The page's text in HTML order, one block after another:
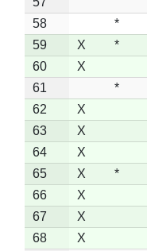
58
*
59
X *
60
X
61
*
62
X
63
X
64
X
65
X *
66
X
67
X
68
X